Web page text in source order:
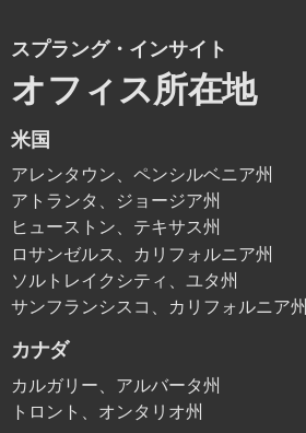
スプラング・インサイト
オフィス所在地
米国
アレンタウン、ペンシルベニア州
アトランタ、ジョージア州
ヒューストン、テキサス州
ロサンゼルス、カリフォルニア州
ソルトレイクシティ、ユタ州
サンフランシスコ、カリフォルニア州
カナダ
カルガリー、アルバータ州
トロント、オンタリオ州